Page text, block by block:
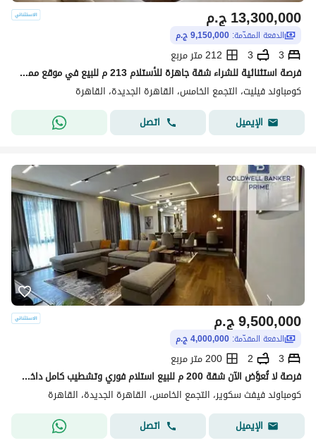
ج.م13,300,000
الدفعة المقدّمة: 9,150,000 ج.م
3
3
212 متر مربع
فرصة استثنائية للشراء شقة جاهزة للأستلام 213 م للبيع في موقع مميز في كمبوند فيليت Villette by SODIC الجولدن سكوير التجمع الخامس القاهره الجديده 3 غرف
كومباوند فيليت، التجمع الخامس، القاهرة الجديدة، القاهرة
الإيميل
اتصل
ج.م9,500,000
الدفعة المقدّمة: 4,000,000 ج.م
3
2
200 متر مربع
فرصة لا تُعوَّض الآن شقة 200 م للبيع استلام فوري وتشطيب كامل داخل كمبوند فيفث سكوير المراسم، الجولدن سكوير، التجمع الخامس القاهره الجديده 3 غرف
كومباوند فيفث سكوير، التجمع الخامس، القاهرة الجديدة، القاهرة
الإيميل
اتصل